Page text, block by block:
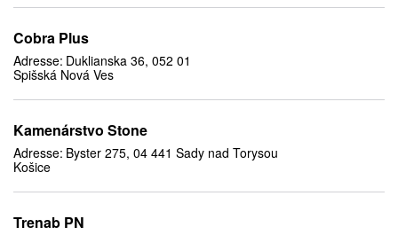
Cobra Plus
Adresse: Duklianska 36, 052 01
Spišská Nová Ves
Kamenárstvo Stone
Adresse: Byster 275, 04 441 Sady nad Torysou
Košice
Trenab PN